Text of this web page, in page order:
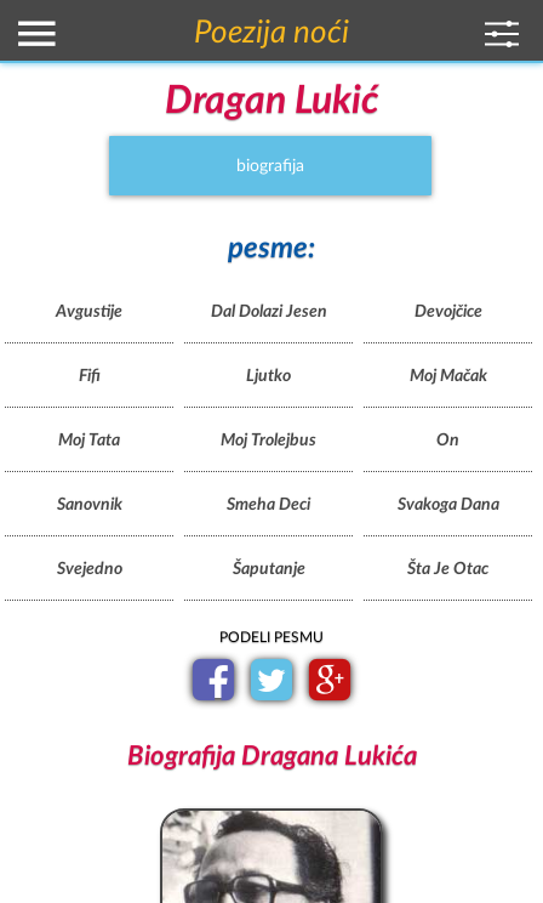
Poezija noći
Dragan Lukić
biografija
PODELI PESMU
Biografija Dragana Lukića
pesme:
Avgustije Dal Dolazi Jesen Devojčice
Fifi Ljutko Moj Mačak
Moj Tata Moj Trolejbus On
Sanovnik Smeha Deci Svakoga Dana
Svejedno Šaputanje Šta Je Otac